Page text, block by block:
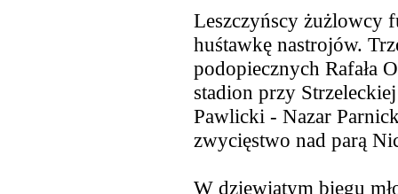
Leszczyńscy żużlowcy
huśtawkę nastrojów.
podopiecznych Rafała
stadion przy
Pawlicki - Nazar
zwycięstwo nad parą
W dziewiątym biegu